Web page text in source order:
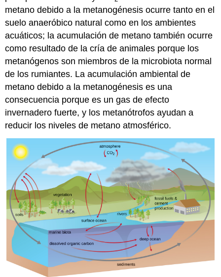
metano debido a la metanogénesis ocurre tanto en el
suelo anaeróbico natural como en los ambientes
acuáticos; la acumulación de metano también ocurre
como resultado de la cría de animales porque los
metanógenos son miembros de la microbiota normal
de los rumiantes. La acumulación ambiental de
metano debido a la metanogénesis es una
consecuencia porque es un gas de efecto
invernadero fuerte, y los metanótrofos ayudan a
reducir los niveles de metano atmosférico.